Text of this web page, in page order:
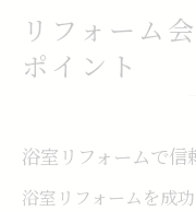
リフォーム
ポイント
浴室リフォームで
浴室リフォームを成